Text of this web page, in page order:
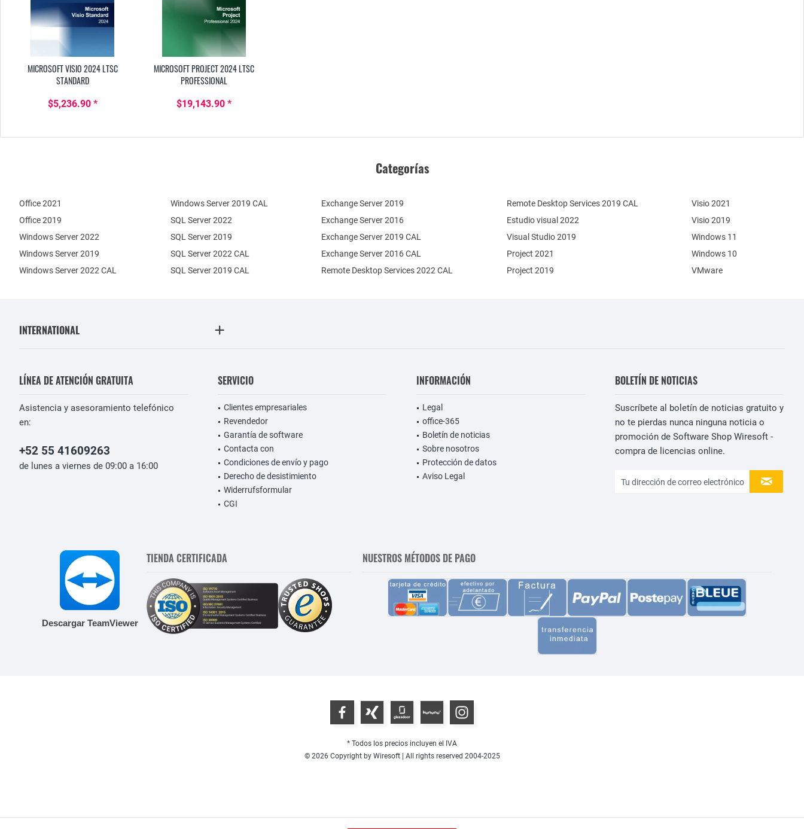
MICROSOFT VISIO 2024 LTSC
STANDARD
$5,236.90 *
MICROSOFT PROJECT 2024 LTSC
PROFESSIONAL
$19,143.90 *
Categorías
Office 2021
Office 2019
Windows Server 2022
Windows Server 2019
Exchange Server 2019
Exchange Server 2016
SQL Server 2022
SQL Server 2019
Windows Server 2022 CAL
Windows Server 2019 CAL
SQL Server 2022 CAL
SQL Server 2019 CAL
Remote Desktop Services 2022 CAL
Remote Desktop Services 2019 CAL
Exchange Server 2019 CAL
Exchange Server 2016 CAL
Estudio visual 2022
Visual Studio 2019
Project 2021
Project 2019
Visio 2021
Visio 2019
Windows 11
Windows 10
VMware
INTERNATIONAL
LÍNEA DE ATENCIÓN GRATUITA
Asistencia y asesoramiento telefónico
en:
+52 55 41609263
de lunes a viernes de 09:00 a 16:00
SERVICIO
Clientes empresariales
Revendedor
Garantía de software
Contacta con
Condiciones de envío y pago
Derecho de desistimiento
Widerrufsformular
CGI
INFORMACIÓN
Legal
office-365
Boletín de noticias
Sobre nosotros
Protección de datos
Aviso Legal
BOLETÍN DE NOTICIAS
Suscríbete al boletín de noticias gratuito y
no te pierdas nunca ninguna noticia o
promoción de Software Shop Wiresoft -
compra de licencias online.
Descargar TeamViewer
TIENDA CERTIFICADA NUESTROS MÉTODOS DE PAGO
* Todos los precios incluyen el IVA
© 2026 Copyright by Wiresoft | All rights reserved 2004-2025